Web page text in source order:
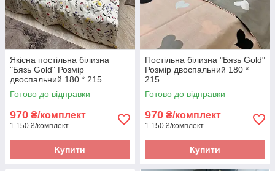
Якісна постільна білизна
"Бязь Gold" Розмір
двоспальний 180 * 215
Готово до відправки
970 ₴/комплект
1 150 ₴/комплект
Купити
Постільна білизна "Бязь Gold"
Розмір двоспальний 180 *
215
Готово до відправки
970 ₴/комплект
1 150 ₴/комплект
Купити